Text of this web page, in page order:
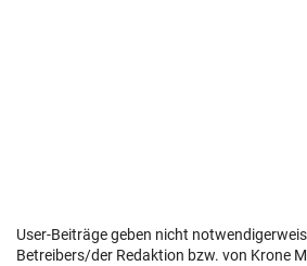
User-Beiträge geben nicht
Betreibers/der Redaktion bzw. von Krone